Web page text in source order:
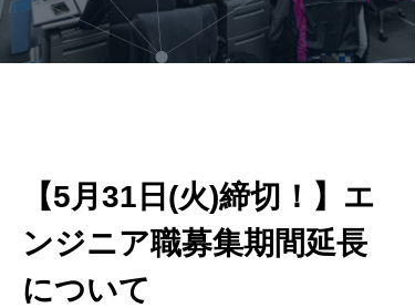
【5月31日(火)締切！】エ
ンジニア職募集期間延長
について